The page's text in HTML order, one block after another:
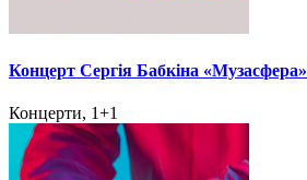
Концерт Сергія Бабкіна «Музасфера»
Концерти, 1+1